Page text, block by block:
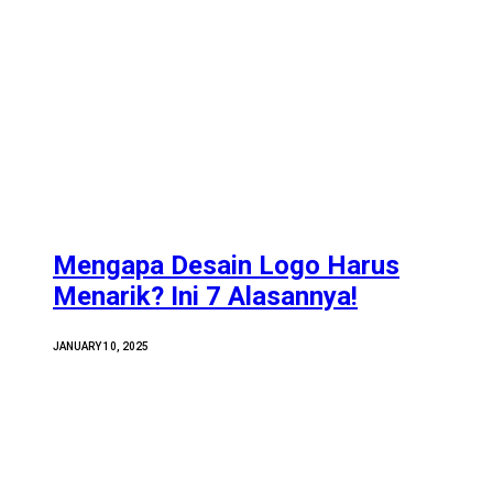
Mengapa Desain Logo Harus
Menarik? Ini 7 Alasannya!
JANUARY 10, 2025